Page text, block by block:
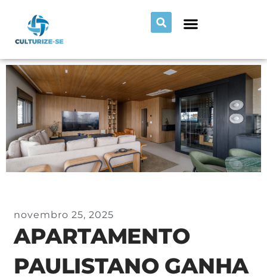
novembro 25, 2025
APARTAMENTO
PAULISTANO GANHA